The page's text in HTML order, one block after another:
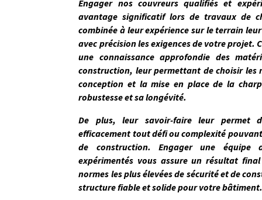
Engager nos couvreurs qualifiés et
avantage significatif lors de travaux de
combinée à leur expérience sur le terrain
avec précision les exigences de votre projet.
une connaissance approfondie des
construction, leur permettant de choisir les
conception et la mise en place de la
robustesse et sa longévité.
De plus, leur savoir-faire leur permet
efficacement tout défi ou complexité
de construction. Engager une équipe
expérimentés vous assure un résultat
normes les plus élevées de sécurité et de
structure fiable et solide pour votre